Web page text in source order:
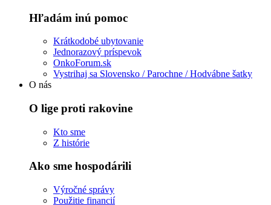
Hľadám inú pomoc
Krátkodobé ubytovanie
Jednorazový príspevok
OnkoForum.sk
Vystrihaj sa Slovensko / Parochne / Hodvábne šatky
O nás
O lige proti rakovine
Kto sme
Z histórie
Ako sme hospodárili
Výročné správy
Použitie financií